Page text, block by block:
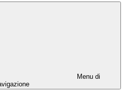
Menu di